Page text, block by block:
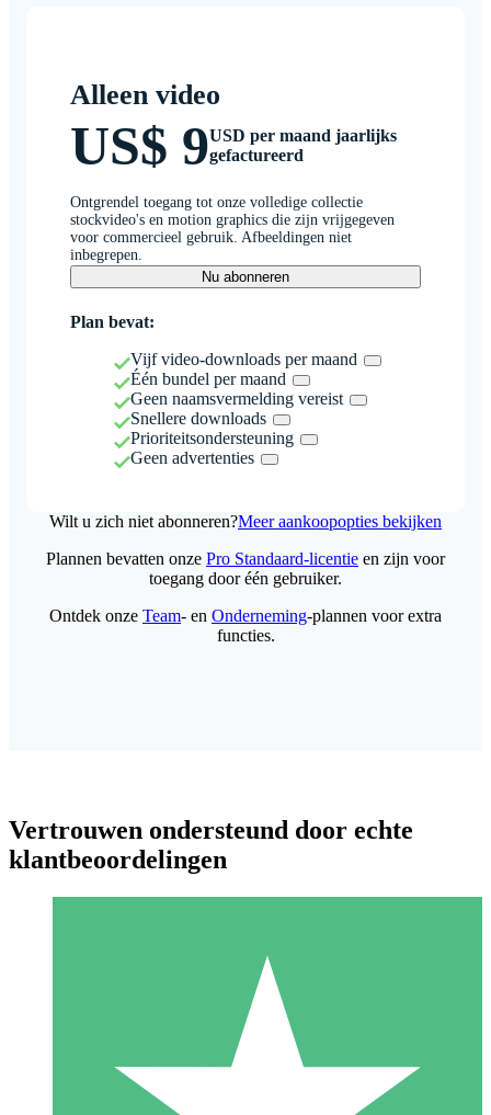
Alleen video
US$ 9USD per maand jaarlijks
gefactureerd
Ontgrendel toegang tot onze volledige collectie
stockvideo's en motion graphics die zijn vrijgegeven
voor commercieel gebruik. Afbeeldingen niet
inbegrepen.
Nu abonneren
Plan bevat:
Vijf video-downloads per maand
Één bundel per maand
Geen naamsvermelding vereist
Snellere downloads
Prioriteitsondersteuning
Geen advertenties
Wilt u zich niet abonneren?Meer aankoopopties bekijken
Individuele Creditpakketten
Betaal per gebruik met downloadtegoeden. Geen maandelijkse
Plannen bevatten onze Pro Standaard-licentie en zijn voor
toegang door één gebruiker.
Ontdek onze Team- en Onderneming-plannen voor extra
functies.
Vertrouwen ondersteund door echte
klantbeoordelingen